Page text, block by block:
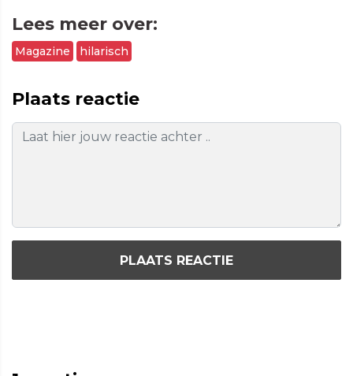
Lees meer over:
Magazine hilarisch
Plaats reactie
PLAATS REACTIE